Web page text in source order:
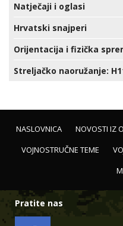
Natječaji i oglasi
Hrvatski snajperi
Orijentacija i fizička
Streljačko naoružanje:
NASLOVNICA NOVOSTI IZ
VOJNOSTRUČNE TEME
Pratite nas